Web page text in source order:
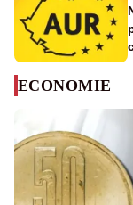
ECONOMIE